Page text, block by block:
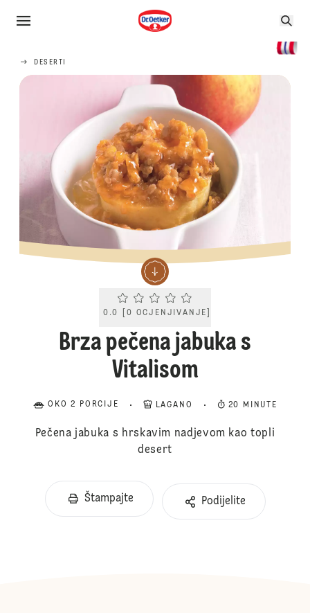
DESERTI
Current rating 0.0. Click to rate.
0.0 [0 OCJENJIVANJE
Brza pečena jabuka s
Vitalisom
OKO 2 PORCIJE LAGANO 20 MINUTE
Pečena jabuka s hrskavim nadjevom kao topli
desert
Štampajte Podijelite